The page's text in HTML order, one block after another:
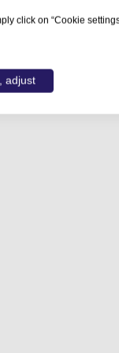
click on “Cookie
adjust